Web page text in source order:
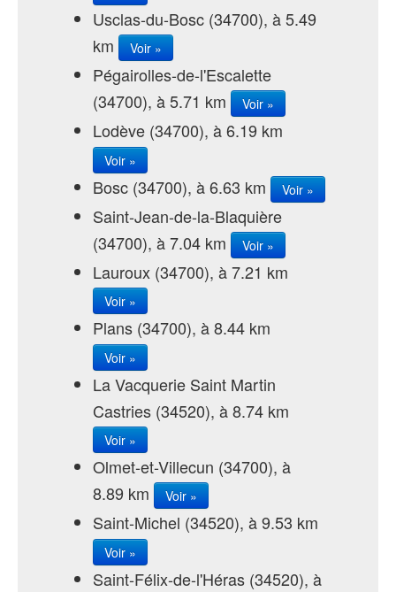
Usclas-du-Bosc (34700), à 5.49
km
Voir »
Pégairolles-de-l'Escalette
(34700), à 5.71 km
Voir »
Lodève (34700), à 6.19 km
Voir »
Bosc (34700), à 6.63 km Voir »
Saint-Jean-de-la-Blaquière
(34700), à 7.04 km
Voir »
Lauroux (34700), à 7.21 km
Voir »
Plans (34700), à 8.44 km
Voir »
La Vacquerie Saint Martin
Castries (34520), à 8.74 km
Voir »
Olmet-et-Villecun (34700), à
8.89 km
Voir »
Saint-Michel (34520), à 9.53 km
Voir »
Saint-Félix-de-l'Héras (34520), à